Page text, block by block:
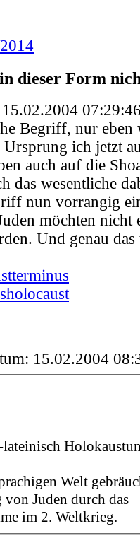
dieser Form
15.02.2004
Begriff, nur eben
ich jetzt
auch auf die
das wesentliche
nun vorrangig
möchten nicht
Und genau
15.02.2004
lateinisch
Welt
Juden durch das
im 2. Weltkrieg.